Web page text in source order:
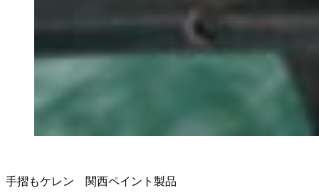
手摺もケレン 関西ペイント製品